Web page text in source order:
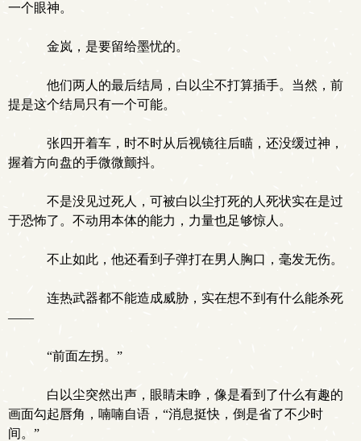
一个眼神。
金岚，是要留给墨忧的。
他们两人的最后结局，白以尘不打算插手。当然，前
提是这个结局只有一个可能。
张四开着车，时不时从后视镜往后瞄，还没缓过神，
握着方向盘的手微微颤抖。
不是没见过死人，可被白以尘打死的人死状实在是过
于恐怖了。不动用本体的能力，力量也足够惊人。
不止如此，他还看到子弹打在男人胸口，毫发无伤。
连热武器都不能造成威胁，实在想不到有什么能杀死
——
“前面左拐。”
白以尘突然出声，眼睛未睁，像是看到了什么有趣的
画面勾起唇角，喃喃自语，“消息挺快，倒是省了不少时
间。”